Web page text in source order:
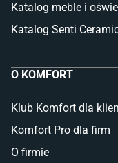
Katalog meble i
Katalog Senti
O KOMFORT
Klub Komfort dla
Komfort Pro dla firm
O firmie